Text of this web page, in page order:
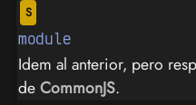
module
Idem al anterior, pero
deCommonJS.